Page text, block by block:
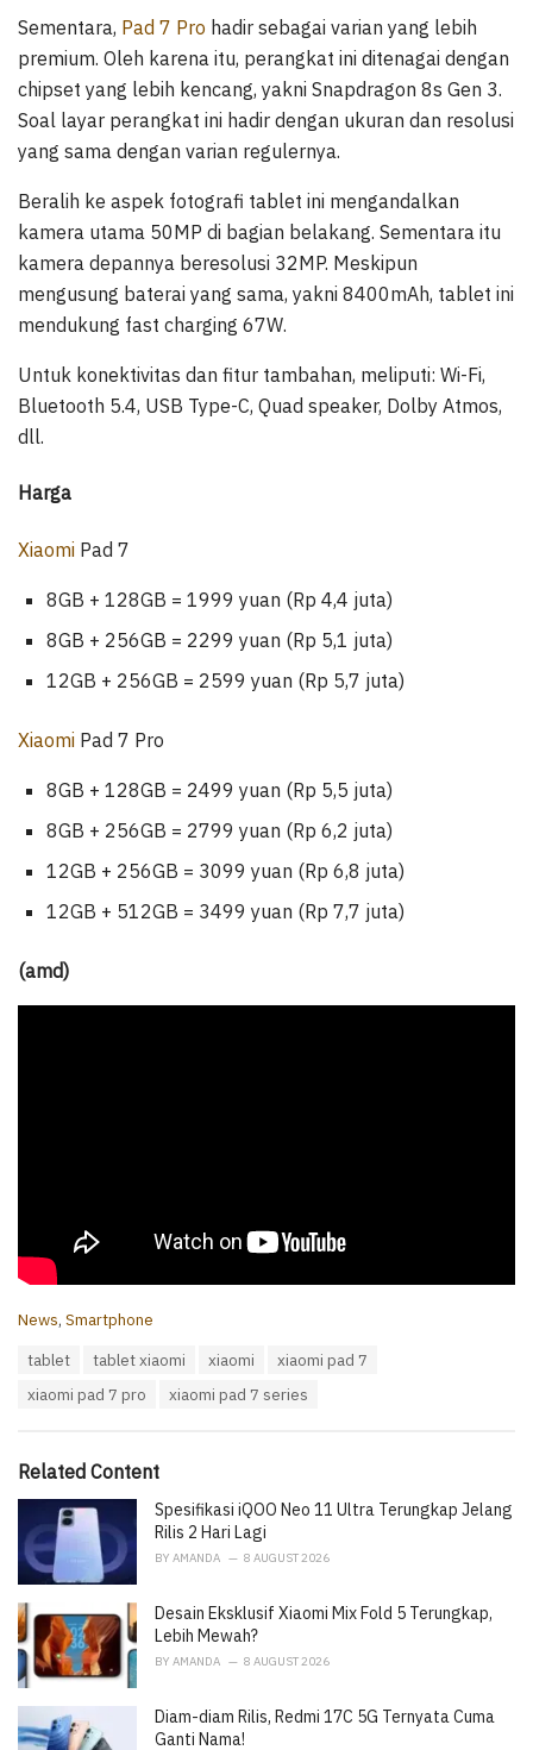
Sementara, Pad 7 Pro hadir sebagai varian yang lebih
premium. Oleh karena itu, perangkat ini ditenagai dengan
chipset yang lebih kencang, yakni Snapdragon 8s Gen 3.
Soal layar perangkat ini hadir dengan ukuran dan resolusi
yang sama dengan varian regulernya.
Beralih ke aspek fotografi tablet ini mengandalkan
kamera utama 50MP di bagian belakang. Sementara itu
kamera depannya beresolusi 32MP. Meskipun
mengusung baterai yang sama, yakni 8400mAh, tablet ini
mendukung fast charging 67W.
Untuk konektivitas dan fitur tambahan, meliputi: Wi-Fi,
Bluetooth 5.4, USB Type-C, Quad speaker, Dolby Atmos,
dll.
Harga
Xiaomi Pad 7
8GB + 128GB = 1999 yuan (Rp 4,4 juta)
8GB + 256GB = 2299 yuan (Rp 5,1 juta)
12GB + 256GB = 2599 yuan (Rp 5,7 juta)
Xiaomi Pad 7 Pro
8GB + 128GB = 2499 yuan (Rp 5,5 juta)
8GB + 256GB = 2799 yuan (Rp 6,2 juta)
12GB + 256GB = 3099 yuan (Rp 6,8 juta)
12GB + 512GB = 3499 yuan (Rp 7,7 juta)
(amd)
C
i
News, Smartphone
tablet tablet xiaomi xiaomi
xiaomi pad 7
xiaomi pad 7 pro
xiaomi pad 7 series
Related Content
Spesifikasi iQOO Neo 11 Ultra Terungkap Jelang
Rilis 2 Hari Lagi
BY AMANDA 8 AUGUST 2026
Desain Eksklusif Xiaomi Mix Fold 5 Terungkap,
Lebih Mewah?
BY AMANDA 8 AUGUST 2026
Diam-diam Rilis, Redmi 17C 5G Ternyata Cuma
Ganti Nama!